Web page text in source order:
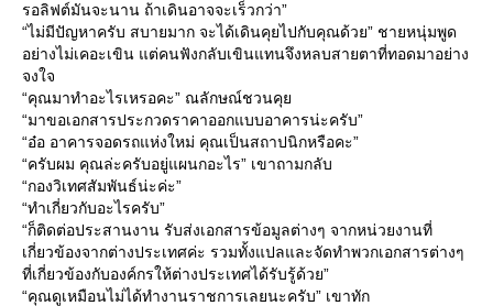
รอลิฟต์มันจะนาน ถ้าเดินอาจจะเร็วกว่า”
“ไม่มีปัญหาครับ สบายมาก จะได้เดินคุยไปกับคุณด้วย” ชายหนุ่มพูด
อย่างไม่เคอะเขิน แต่คนฟังกลับเขินแทนจึงหลบสายตาที่ทอดมาอย่าง
จงใจ
“คุณมาทำอะไรเหรอคะ” ณลักษณ์ชวนคุ
“มาขอเอกสารประกวดราคาออกแบบอาคารน่ะครับ”
“อ๋อ อาคารจอดรถแห่งใหม่ คุณเป็นสถาปนิกหรือคะ”
“ครับผม คุณล่ะครับอยู่แผนกอะไร” เขาถามกลับ
“กองวิเทศสัมพันธ์น่ะค่ะ”
“ทำเกี่ยวกับอะไรครับ”
“ก็ติดต่อประสานงาน รับส่งเอกสารข้อมูลต่างๆ จากหน่วยงานที่
เกี่ยวข้องจากต่างประเทศค่ะ รวมทั้งแปลและจัดทำพวกเอกสารต่างๆ
ที่เกี่ยวข้องกับองค์กรให้ต่างประเทศได้รับรู้ด้วย”
“คุณดูเหมือนไม่ได้ทำงานราชการเลยนะครับ” เขาทัก